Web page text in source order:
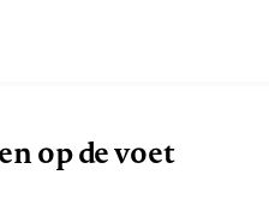
op de voet